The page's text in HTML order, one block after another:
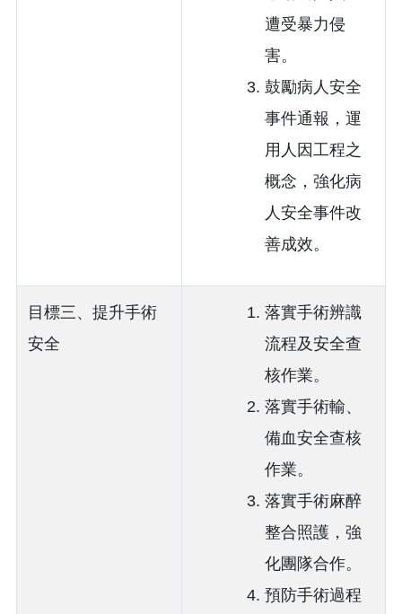
遭受暴力侵
害。
鼓勵病人安全
事件通報，運
用人因工程之
概念，強化病
人安全事件改
善成效。
目標三、提升手術
安全
落實手術辨識
流程及安全查
核作業。
落實手術輸、
備血安全查核
作業。
落實手術麻醉
整合照護，強
化團隊合作。
預防手術過程